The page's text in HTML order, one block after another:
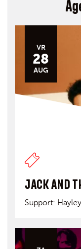
VR
28
AUG
JACK AND
Support: